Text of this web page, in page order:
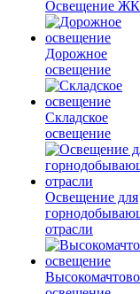
Освещение
Дорожное
освещение
Складское
освещение
Освещение для
отрасли